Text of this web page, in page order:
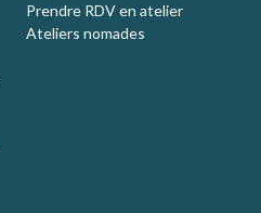
Prendre RDV en atelier
Ateliers nomades